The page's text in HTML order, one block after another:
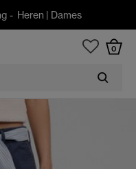
- Heren | Dames
0